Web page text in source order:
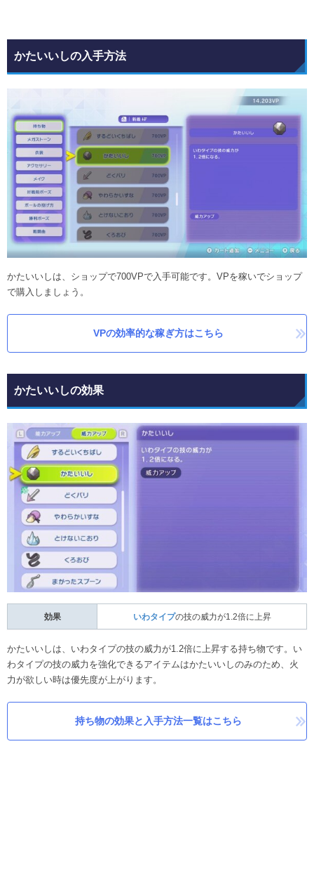
かたいいしの入手方法
かたいいしは、ショップで700VPで入手可能です。VPを稼いでショップ
で購入しましょう。
VPの効率的な稼ぎ方はこちら
かたいいしの効果
効果 いわタイプの技の威力が1.2倍に上昇
かたいいしは、いわタイプの技の威力が1.2倍に上昇する持ち物です。い
わタイプの技の威力を強化できるアイテムはかたいいしのみのため、火
力が欲しい時は優先度が上がります。
持ち物の効果と入手方法一覧はこちら